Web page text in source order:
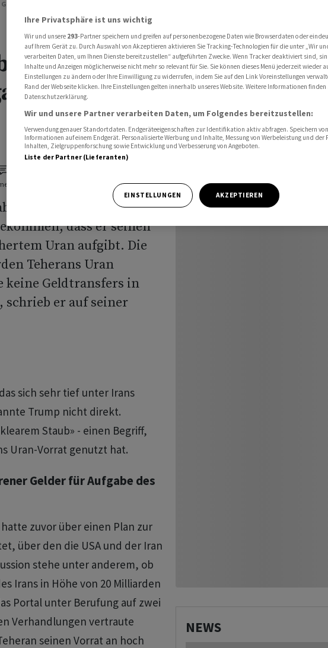
für Aufgabe von Uran-Vorrat
kein
von Uran-
von Präsident Donald
dass er seinen
Uran aufgibt. Die
Teherans Uran
keine Geldtransfers in
schrieb er auf seiner
sich sehr tief unter Irans
Trump nicht direkt.
Staub» - einen Begriff,
Uran-Vorrat genutzt hat.
Gelder für Aufgabe des
zuvor über einen Plan zur
über den die USA und der Iran
stehe unter anderem, ob
Irans in Höhe von 20 Milliarden
Portal unter Berufung auf zwei
Verhandlungen vertraute
seinen Vorrat an hoch
NEWS
Ihre Privatsphäre ist uns wichtig
Wir und unsere 293-Partner speichern und greifen auf personenbezogene Daten wie Browserdaten oder
auf Ihrem Gerät zu. Durch Auswahl von Akzeptieren aktivieren Sie Tracking-Technologien für die unter „Wir
verarbeiten Daten, um Ihnen Dienste bereitzustellen“ aufgeführten Zwecke. Wenn Tracker deaktiviert sind,
Inhalte und Anzeigen möglicherweise nicht mehr so relevant für Sie. Sie können dieses Menü jederzeit wieder
Einstellungen zu ändern oder Ihre Einwilligung zu widerrufen, indem Sie auf den Link Voreinstellungen
Rand der Webseite klicken. Ihre Einstellungen gelten innerhalb unseres Website. Weitere Informationen finden
Datenschutzerklärung.
Wir und unsere Partner verarbeiten Daten, um Folgendes bereitzustellen:
Verwendung genauer Standortdaten. Endgeräteeigenschaften zur Identifikation aktiv abfragen. Speichern
Informationen auf einem Endgerät. Personalisierte Werbung und Inhalte, Messung von Werbeleistung und der
Inhalten, Zielgruppenforschung sowie Entwicklung und Verbesserung von Angeboten.
Liste der Partner (Lieferanten)
EINSTELLUNGEN AKZEPTIEREN